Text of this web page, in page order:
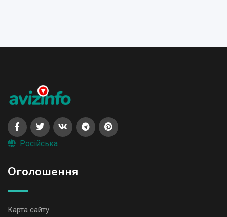
Російська
Оголошення
Карта сайту